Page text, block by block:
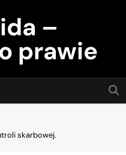
–
prawie
skarbowej.